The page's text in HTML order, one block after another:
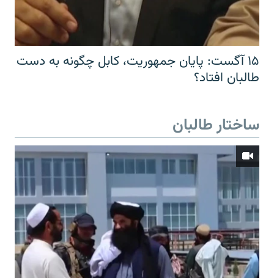
۱۵ آگست: پایان جمهوریت، کابل چگونه به دست
طالبان افتاد؟
ساختار طالبان